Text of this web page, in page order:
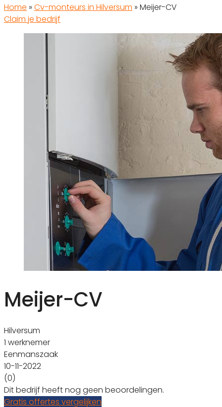
Home » Cv-monteurs in Hilversum » Meijer-CV
Claim je bedrijf
Meijer-CV
Hilversum
1 werknemer
Eenmanszaak
10-11-2022
(0)
Dit bedrijf heeft nog geen beoordelingen.
Gratis offertes vergelijken